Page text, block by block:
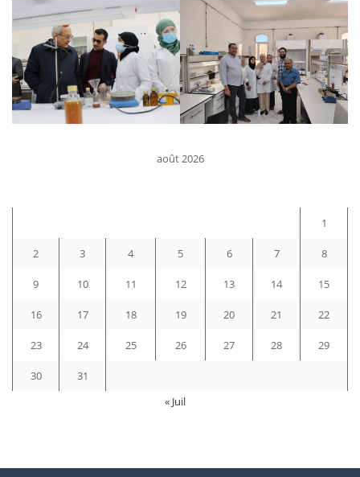
août 2026
1
2 3 4 5 6 7 8
9 10 11 12 13 14 15
16 17 18 19 20 21 22
23 24 25 26 27 28 29
30
31
« Juil